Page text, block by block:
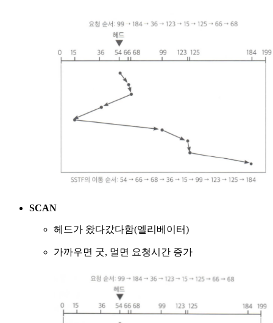
SCAN
헤드가 왔다갔다함(엘리베이터)
가까우면 굿, 멀면 요청시간 증가